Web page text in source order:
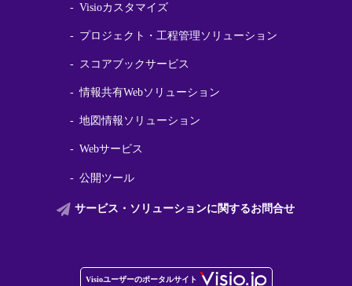
Visioカスタマイズ
プロジェクト・工程管理ソリューション
スコアブックサービス
情報共有Webソリューション
地図情報ソリューション
Webサービス
公開ツール
サービス・ソリューションに関するお問合せ